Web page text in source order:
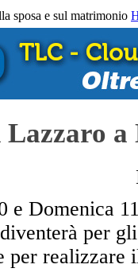
sposa e sul matrimonio
Lazzaro
e Domenica
per
per